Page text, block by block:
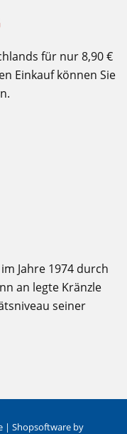
für nur 8,90 €
Einkauf können Sie
Jahre 1974 durch
an legte Kränzle
seiner
| Shopsoftware by